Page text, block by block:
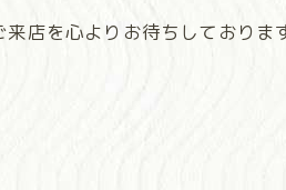
店を心よりお待ちしておりま